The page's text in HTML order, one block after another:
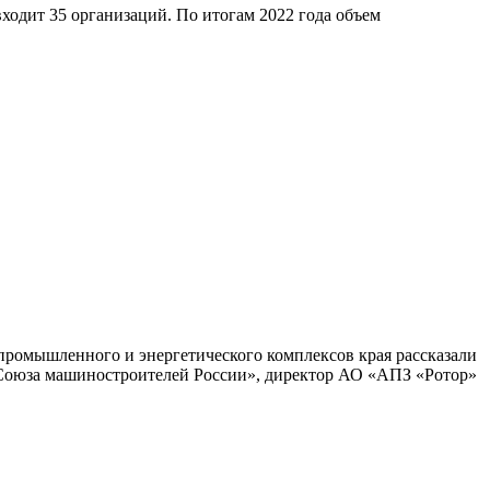
35 организаций. По итогам 2022 года объем
и энергетического комплексов края рассказали
машиностроителей России», директор АО «АПЗ «Ротор»